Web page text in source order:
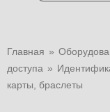
Главная »
доступа »
карты, браслеты